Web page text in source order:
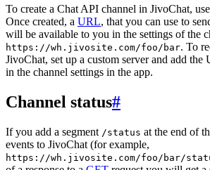
To create a Chat API channel in JivoChat,
Once created, a URL, that you can use to
will be available to you in the settings of the
https://wh.jivosite.com/foo/bar. To
JivoChat, set up a custom server and add the
in the channel settings in the app.
Channel status#
If you add a segment /status at the end of
events to JivoChat (for example,
https://wh.jivosite.com/foo/bar/